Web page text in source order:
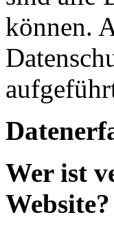
können.
Wer ist
Website?